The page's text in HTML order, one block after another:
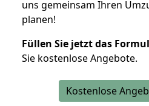
uns gemeinsam Ihren
planen!
Füllen Sie jetzt das
Sie kostenlose Angebote.
Kostenlose